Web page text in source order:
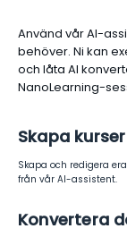
Använd vår AI-
behöver. Ni kan
och låta AI
NanoLearning-
Skapa kurser
Skapa och redigera
från vår AI-assistent.
Konvertera